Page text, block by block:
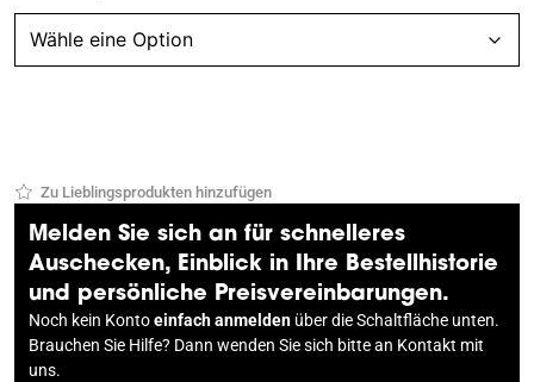
Zu Lieblingsprodukten hinzufügen
Melden Sie sich an für schnelleres
Auschecken, Einblick in Ihre Bestellhistorie
und persönliche Preisvereinbarungen.
Noch kein Kontoeinfach anmelden über die Schaltfläche unten.
Brauchen Sie Hilfe? Dann wenden Sie sich bitte an Kontakt mit
uns.